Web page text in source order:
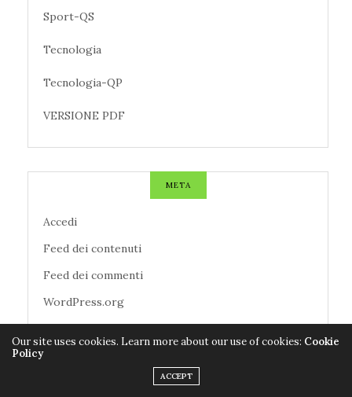
Sport-QS
Tecnologia
Tecnologia-QP
VERSIONE PDF
META
Accedi
Feed dei contenuti
Feed dei commenti
WordPress.org
Our site uses cookies. Learn more about our use of cookies: Cookie
Policy
ACCEPT